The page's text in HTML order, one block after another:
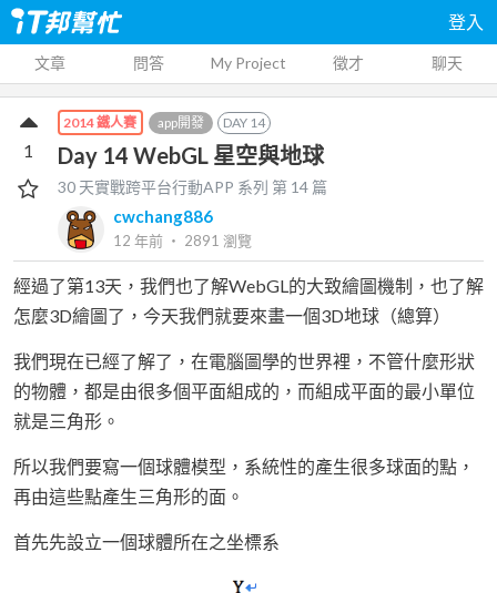
登入
文章 問答 My Project 徵才 聊天
2014 鐵人賽 app開發 DAY 14
Day 14 WebGL 星空與地球
30 天實戰跨平台行動APP 系列 第 14 篇
cwchang886
12 年前 ‧ 2891 瀏覽
1
經過了第13天，我們也了解WebGL的大致繪圖機制，也了解
怎麼3D繪圖了，今天我們就要來畫一個3D地球（總算）
我們現在已經了解了，在電腦圖學的世界裡，不管什麼形狀
的物體，都是由很多個平面組成的，而組成平面的最小單位
就是三角形。
所以我們要寫一個球體模型，系統性的產生很多球面的點，
再由這些點產生三角形的面。
首先先設立一個球體所在之坐標系